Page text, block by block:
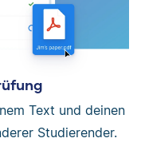
Text und deinen
Studierender.